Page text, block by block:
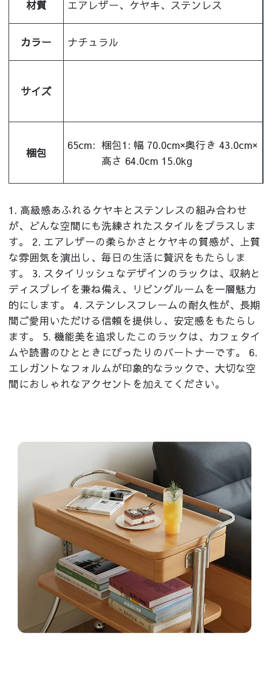
材質 エアレザー、ケヤキ、ステンレス
カラー ナチュラル
サイズ
梱包
65cm: 梱包1: 幅 70.0cm×奥行き 43.0cm×
高さ 64.0cm 15.0kg
1. 高級感あふれるケヤキとステンレスの組み合わせ
が、どんな空間にも洗練されたスタイルをプラスしま
す。 2. エアレザーの柔らかさとケヤキの質感が、上質
な雰囲気を演出し、毎日の生活に贅沢をもたらしま
す。 3. スタイリッシュなデザインのラックは、収納と
ディスプレイを兼ね備え、リビングルームを一層魅力
的にします。 4. ステンレスフレームの耐久性が、長期
間ご愛用いただける信頼を提供し、安定感をもたらし
ます。 5. 機能美を追求したこのラックは、カフェタイ
ムや読書のひとときにぴったりのパートナーです。 6.
エレガントなフォルムが印象的なラックで、大切な空
間におしゃれなアクセントを加えてください。